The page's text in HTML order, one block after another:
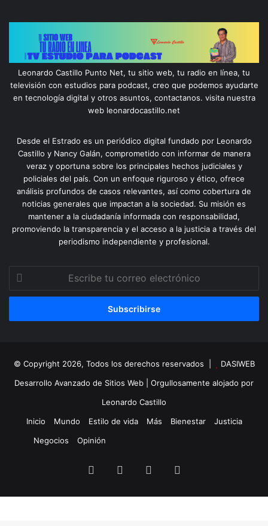
Leonardo Castillo Punto Net, tu sitio web, tu radio en línea, tu
televisión con estudios para podcast, creo que podemos ayudarte
en tecnología digital y otros asuntos, contactanos. visita nuestra
web leonardocastillo.net
Desde el Estrado es un periódico digital fundado por Leonardo
Castillo y Nancy Galán, comprometido con informar de manera
veraz y oportuna sobre los principales hechos judiciales y
policiales del país. Con un enfoque riguroso y ético, ofrece
análisis profundos de casos relevantes, así como cobertura de
noticias generales que impactan a la sociedad. Su misión es
mantener a la ciudadanía informada con responsabilidad,
promoviendo la transparencia y el acceso a la justicia a través del
periodismo independiente y profesional.
Escribe
correo
© Copyright 2026, Todos los derechos reservados |
DASIWEB
Desarrollo Avanzado de Sitios Web | Orgullosamente alojado por
Leonardo Castillo
Inicio
Mundo Estilo de vida Más Bienestar
Justicia
Negocios
Opinión
Facebook YouTube